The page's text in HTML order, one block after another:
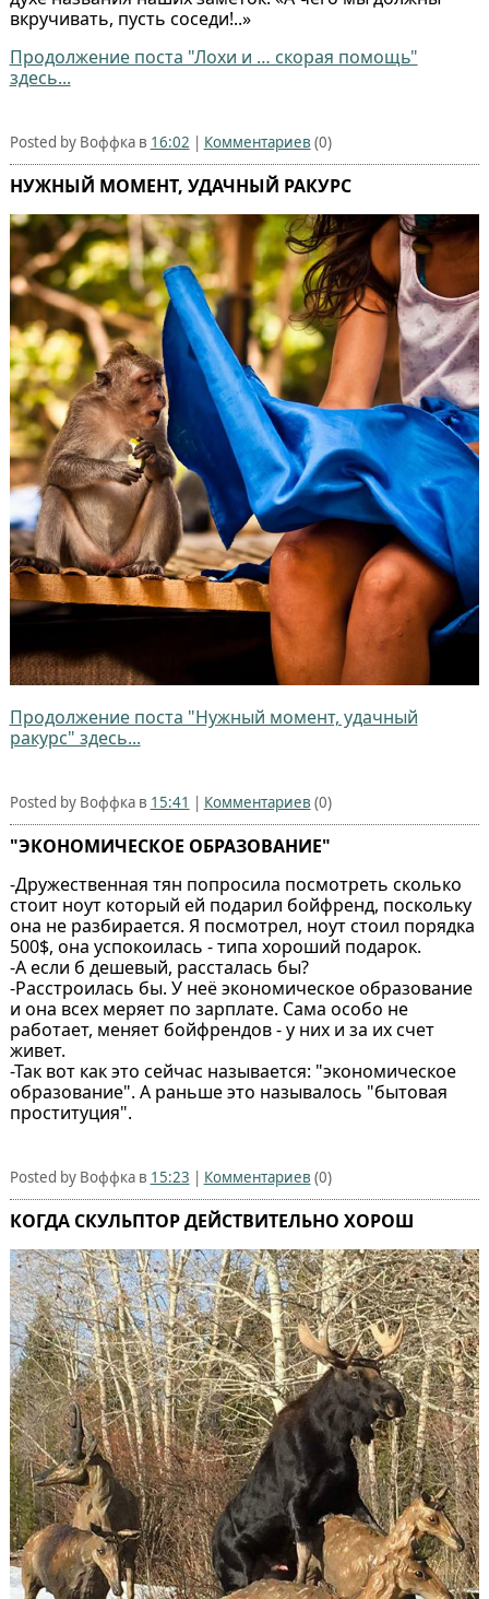
вкручивать, пусть соседи!..»
Продолжение поста "Лоxи и … скорая помощь"
здесь...
Posted by Воффка в 16:02 | Комментариев (0)
НУЖНЫЙ МОМЕНТ, УДАЧНЫЙ РАКУРС
Продолжение поста "Нужный момент, удачный
ракурс" здесь...
Posted by Воффка в 15:41 | Комментариев (0)
"ЭКОНОМИЧЕСКОЕ ОБРАЗОВАНИЕ"
-Дружественная тян попросила посмотреть сколько
стоит ноут который ей подарил бойфренд, поскольку
она не разбирается. Я посмотрел, ноут стоил порядка
500$, она успокоилась - типа хороший подарок.
-А если б дешевый, рассталась бы?
-Расстроилась бы. У неё экономическое образование
и она всех меряет по зарплате. Сама особо не
работает, меняет бойфрендов - у них и за их счет
живет.
-Так вот как это сейчас называется: "экономическое
образование". А раньше это называлось "бытовая
проституция".
Posted by Воффка в 15:23 | Комментариев (0)
КОГДА СКУЛЬПТОР ДЕЙСТВИТЕЛЬНО ХОРОШ